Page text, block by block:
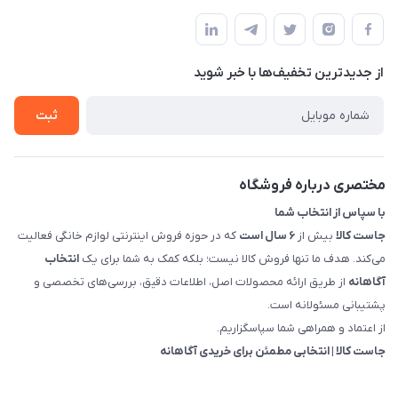
سمت چپ (فروشگاه صوتی عباسی) - "تحویل حضوری فقط با
هماهنگی"
حساب کاربری
تماس با ما
راهنما
پرسش های شما
شرایط و ضوابط گارانتی
روش های بازگرداندن کالا
از جدید‌ترین تخفیف‌ها با‌ خبر شوید
ثبت
مختصری درباره فروشگاه
با سپاس از انتخاب شما
جاست کالا بیش از ۶ سال است
که در حوزه فروش اینترنتی لوازم خانگی فعالیت
می‌کند. هدف ما تنها فروش کالا نیست؛ بلکه کمک به شما برای یک انتخاب
آگاهانه از طریق ارائه محصولات اصل، اطلاعات دقیق، بررسی‌های تخصصی و
پشتیبانی مسئولانه است.
از اعتماد و همراهی شما سپاسگزاریم.
جاست کالا | انتخابی مطمئن برای خریدی آگاهانه